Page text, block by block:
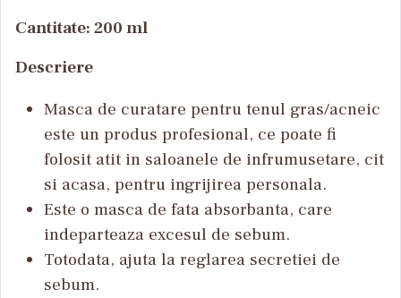
Cantitate: 200 ml
Descriere
Masca de curatare pentru tenul gras/acneic
este un produs profesional, ce poate fi
folosit atit in saloanele de infrumusetare, cit
si acasa, pentru ingrijirea personala.
Este o masca de fata absorbanta, care
indeparteaza excesul de sebum.
Totodata, ajuta la reglarea secretiei de
sebum.